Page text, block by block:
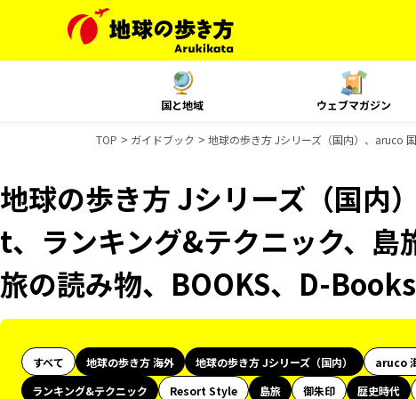
国と地域 ウェブマガジン
TOP ガイドブック 地球の歩き方 Jシリーズ（国内）、aruco
地球の歩き方 Jシリーズ（国内
t、ランキング&テクニック、島
旅の読み物、BOOKS、D-
すべて 地球の歩き方 海外 地球の歩き方 Jシリーズ（国内） aruco
ランキング&テクニック
Resort Style 島旅 御朱印 歴史時代